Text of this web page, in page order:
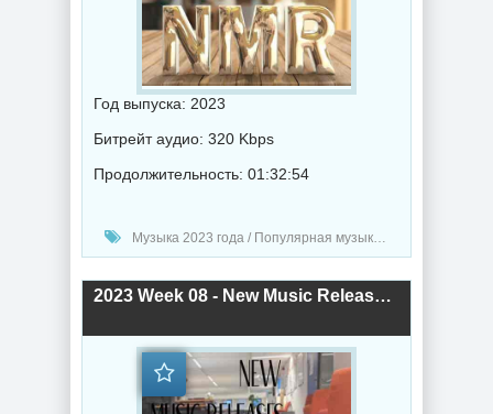
Год выпуска: 2023
Битрейт аудио: 320 Kbps
Продолжительность: 01:32:54
Музыка 2023 года / Популярная музыка / Рок - альтернативная музыка / Электронная музыка / Рэп - хип хоп музыка / Дабстеп музыка / Поп музыка / Танцевальная музыка / Сборник музыка / RnB music / Hip-Hop music
2023 Week 08 - New Music Releases (2023) торрент